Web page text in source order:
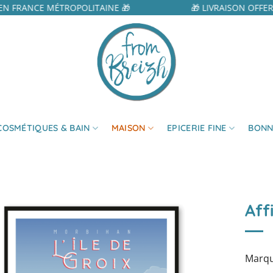
FRANCE MÉTROPOLITAINE 🎁 🎁 LIVRAISON
& BAIN MAISON EPICERIE FINE